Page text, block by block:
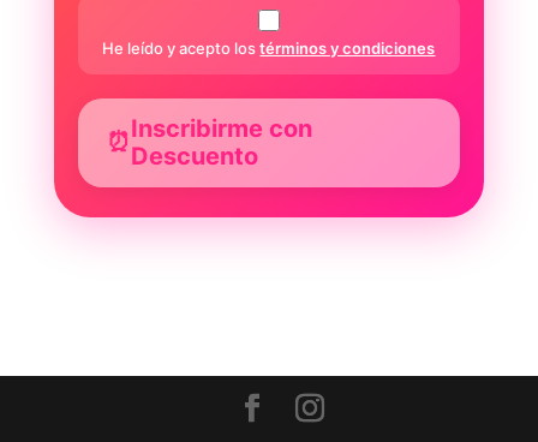
He leído y acepto lostérminos y condiciones
⏰Inscribirme con
Descuento